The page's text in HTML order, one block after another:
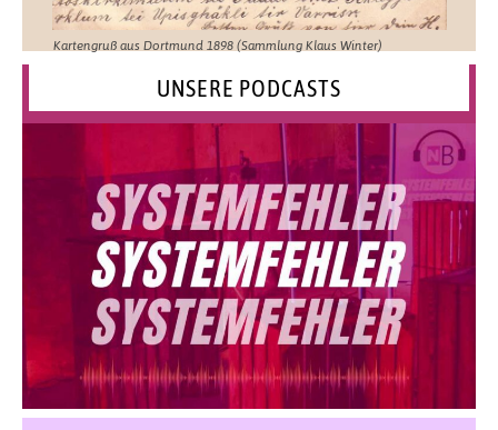
Kartengruß aus Dortmund 1898 (Sammlung Klaus Winter)
UNSERE PODCASTS